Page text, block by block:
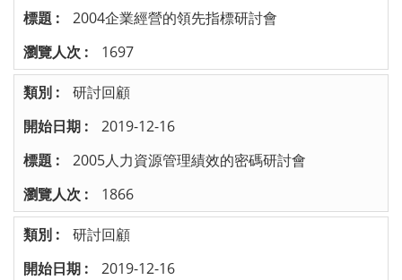
2004企業經營的領先指標研討會
1697
研討回顧
2019-12-16
2005人力資源管理績效的密碼研討會
1866
研討回顧
2019-12-16